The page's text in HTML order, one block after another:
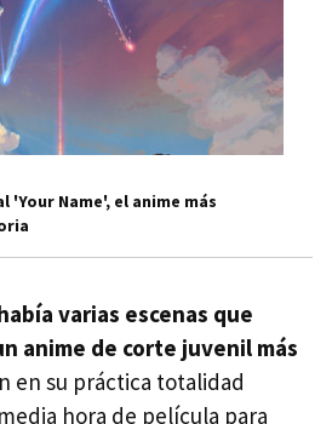
'Your Name', el anime más
varias escenas que
anime de corte juvenil más
en su práctica totalidad
hora de película para